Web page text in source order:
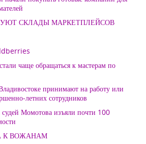
СКЛАДЫ МАРКЕТПЛЕЙСОВ
чаще обращаться к мастерам по
принимают на работу или
летних сотрудников
судей Момотова изъяли почти 100
К ВОЖАНАМ